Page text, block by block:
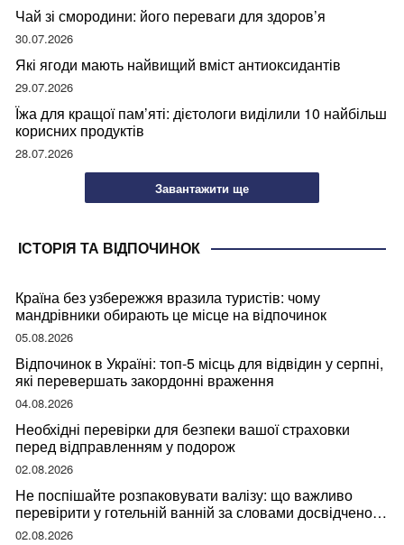
Чай зі смородини: його переваги для здоров’я
30.07.2026
Які ягоди мають найвищий вміст антиоксидантів
29.07.2026
Їжа для кращої пам’яті: дієтологи виділили 10 найбільш
корисних продуктів
28.07.2026
Завантажити ще
ІСТОРІЯ ТА ВІДПОЧИНОК
Країна без узбережжя вразила туристів: чому
мандрівники обирають це місце на відпочинок
05.08.2026
Відпочинок в Україні: топ-5 місць для відвідин у серпні,
які перевершать закордонні враження
04.08.2026
Необхідні перевірки для безпеки вашої страховки
перед відправленням у подорож
02.08.2026
Не поспішайте розпаковувати валізу: що важливо
перевірити у готельній ванній за словами досвідченої
мандрівниці
02.08.2026